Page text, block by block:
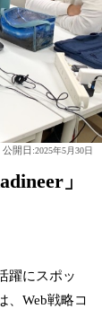
公開日:2025年5月30日
」
躍にスポッ
、Web戦略コ